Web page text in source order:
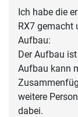
Ich habe die
RX7 gemacht
Aufbau:
Der Aufbau
Aufbau kann
weitere
dabei.